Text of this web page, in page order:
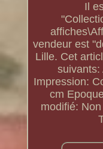
Il
vendeur est
Lille. Cet
suivants:
Impression:
cm
modifié: Non